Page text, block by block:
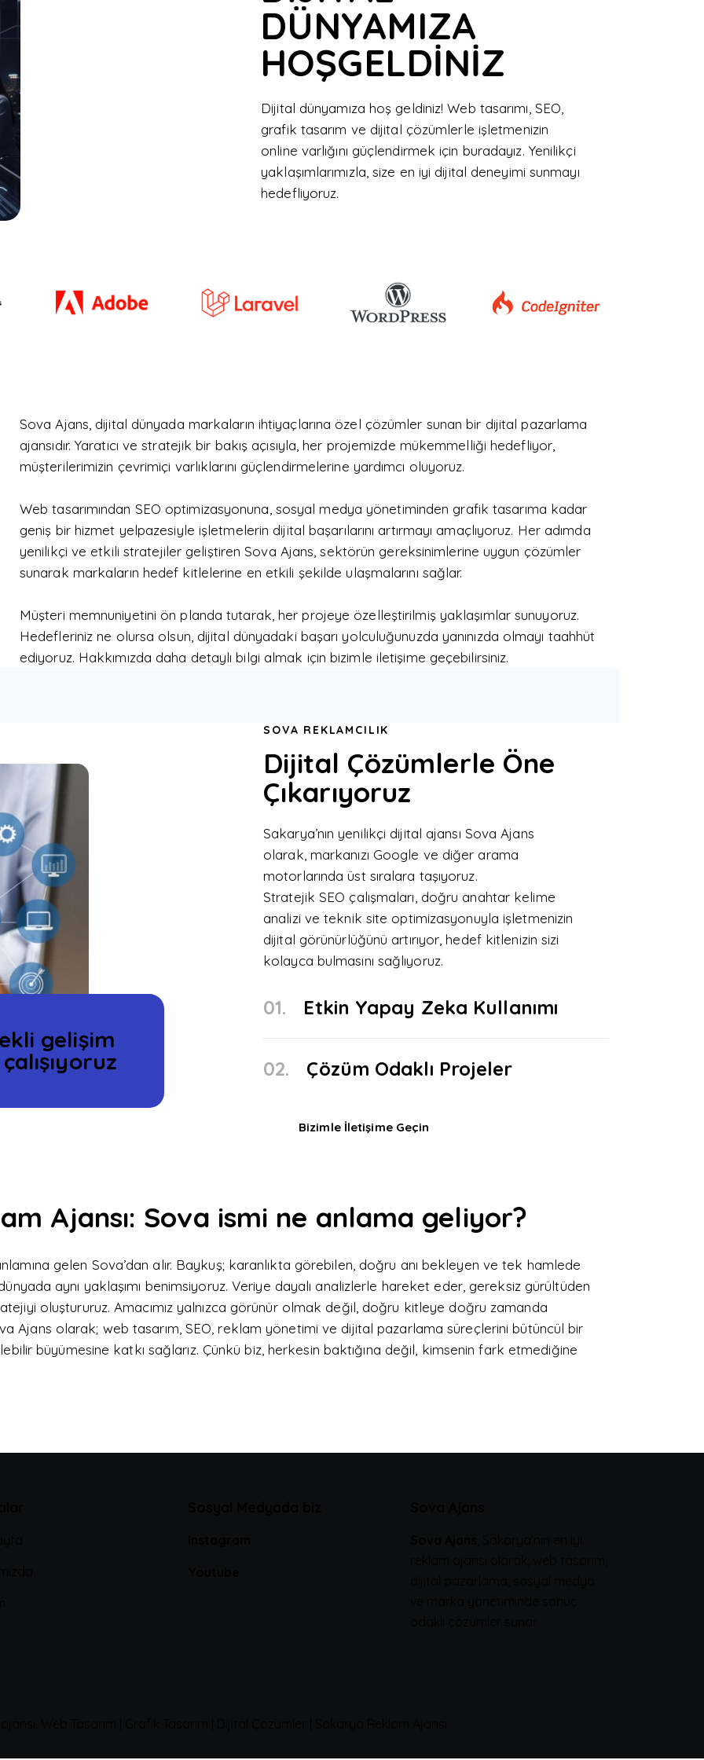
DÜNYAMIZA
HOŞGELDİNİZ
Dijital dünyamıza hoş geldiniz! Web tasarımı, SEO,
grafik tasarım ve dijital çözümlerle işletmenizin
online varlığını güçlendirmek için buradayız. Yenilikçi
yaklaşımlarımızla, size en iyi dijital deneyimi sunmayı
hedefliyoruz.
Sova Ajans, dijital dünyada markaların ihtiyaçlarına özel çözümler sunan bir dijital pazarlama
ajansıdır. Yaratıcı ve stratejik bir bakış açısıyla, her projemizde mükemmelliği hedefliyor,
müşterilerimizin çevrimiçi varlıklarını güçlendirmelerine yardımcı oluyoruz.
Web tasarımından SEO optimizasyonuna, sosyal medya yönetiminden grafik tasarıma kadar
geniş bir hizmet yelpazesiyle işletmelerin dijital başarılarını artırmayı amaçlıyoruz. Her adımda
yenilikçi ve etkili stratejiler geliştiren Sova Ajans , sektörün gereksinimlerine uygun çözümler
sunarak markaların hedef kitlelerine en etkili şekilde ulaşmalarını sağlar.
Müşteri memnuniyetini ön planda tutarak, her projeye özelleştirilmiş yaklaşımlar sunuyoruz.
Hedefleriniz ne olursa olsun, dijital dünyadaki başarı yolculuğunuzda yanınızda olmayı taahhüt
ediyoruz. Hakkımızda daha detaylı bilgi almak için bizimle iletişime geçebilirsiniz.
gelişim
SOVA REKLAMCILIK
Dijital Çözümlerle Öne
Çıkarıyoruz
Sakarya’nın yenilikçi dijital ajansı Sova Ajans
olarak, markanızı Google ve diğer arama
motorlarında üst sıralara taşıyoruz.
Stratejik SEO çalışmaları, doğru anahtar kelime
analizi ve teknik site optimizasyonuyla işletmenizin
dijital görünürlüğünü artırıyor, hedef kitlenizin sizi
kolayca bulmasını sağlıyoruz.
01. Etkin Yapay Zeka Kullanımı
02. Çözüm Odaklı Projeler
Bizimle İletişime Geçin
Ajansı: Sova ismi ne anlama geliyor?
gelen Sova’dan alır. Baykuş; karanlıkta görebilen, doğru anı bekleyen ve tek hamlede
aynı yaklaşımı benimsiyoruz. Veriye dayalı analizlerle hareket eder, gereksiz gürültüden
oluştururuz.Amacımız yalnızca görünür olmak değil, doğru kitleye doğru zamanda
Ajans olarak; web tasarım, SEO, reklam yönetimi ve dijital pazarlama süreçlerini bütüncül bir
büyümesine katkı sağlarız. Çünkü biz, herkesin baktığına değil, kimsenin fark etmediğine